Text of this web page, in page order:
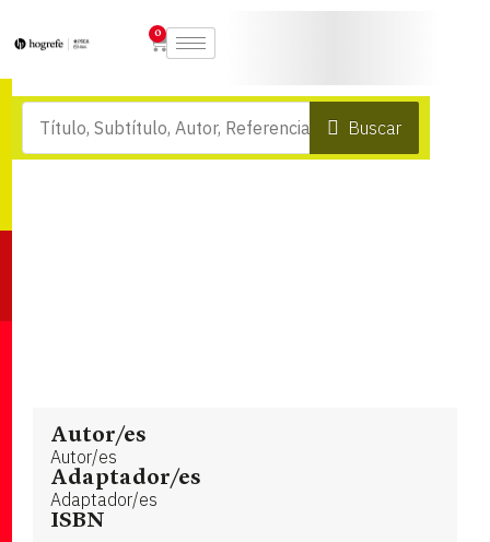
0
Buscar
Autor/es
Autor/es
Adaptador/es
Adaptador/es
ISBN